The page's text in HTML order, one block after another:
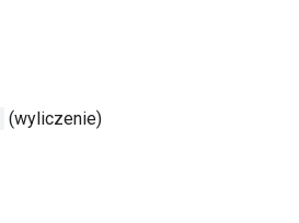
(wyliczenie)